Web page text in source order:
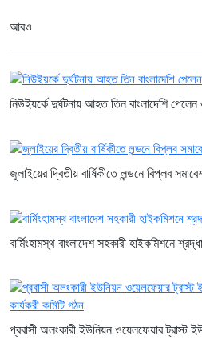
ফারিয়া
সেনাসদস্য
আরও
নিউইয়র্কে দুর্ঘটনায় আহত তিন বাংলাদেশি
জুলাইয়ের দ্বিতীয় বার্ষিকীতে লন্ডনে বিপ্লব
বার্মিংহামস্থ বাংলাদেশ সহকারী হাইকমিশনে
প্রবাসী অলংকারী ইউনিয়ন ওয়েলফেয়ার ট্রাস্ট